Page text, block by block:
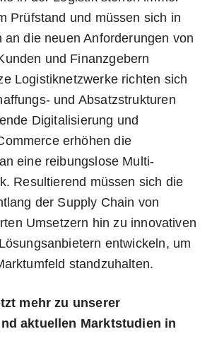
Prüfstand und müssen sich in
an die neuen Anforderungen von
und Finanzgebern
Logistiknetzwerke richten sich
und Absatzstrukturen
Digitalisierung und
erhöhen die
eine reibungslose Multi-
Resultierend müssen sich die
der Supply Chain von
Umsetzern hin zu innovativen
entwickeln, um
standzuhalten.
mehr zu unserer
aktuellen Marktstudien in